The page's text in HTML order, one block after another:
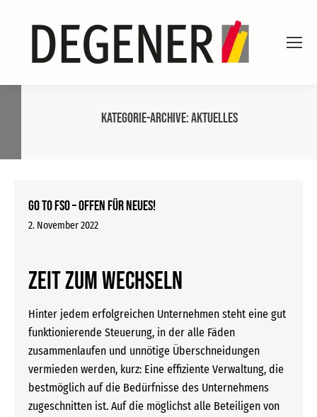
Kategorie-Archive:Aktuelles
Go to FSO – Offen für Neues!
2. November 2022
Zeit zum Wechseln
Hinter jedem erfolgreichen Unternehmen steht eine gut
funktionierende Steuerung, in der alle Fäden
zusammenlaufen und unnötige Überschneidungen
vermieden werden, kurz: Eine effiziente Verwaltung, die
bestmöglich auf die Bedürfnisse des Unternehmens
zugeschnitten ist. Auf die möglichst alle Beteiligen von